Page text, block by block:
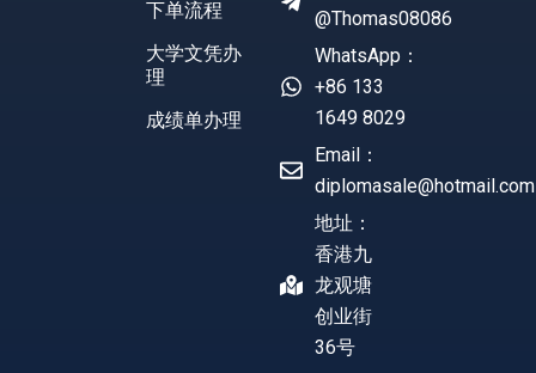
下单流程
大学文凭办
理
成绩单办理
@Thomas08086
WhatsApp：
+86 133
1649 8029
Email：
diplomasale@hotmail.com
地址：
香港九
龙观塘
创业街
36号